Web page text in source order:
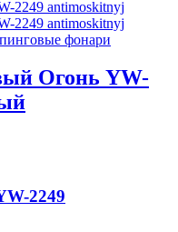
фонари
Огонь YW-
2249